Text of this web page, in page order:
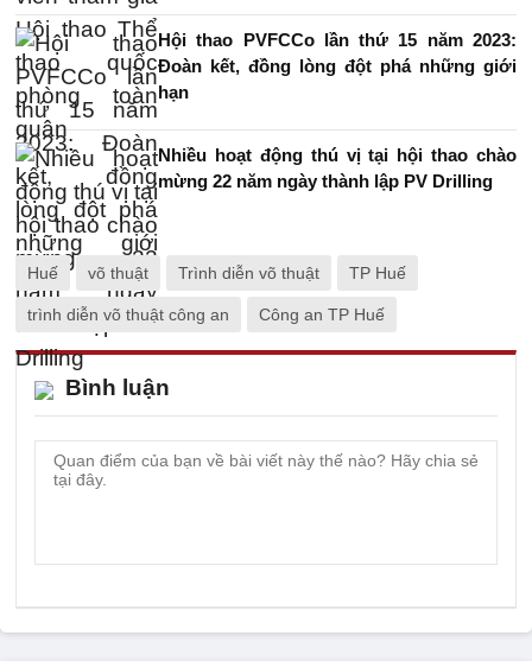
Hội thao PVFCCo lần thứ 15 năm 2023:
Đoàn kết, đồng lòng đột phá những giới
hạn
Nhiều hoạt động thú vị tại hội thao chào
mừng 22 năm ngày thành lập PV Drilling
Huế võ thuật Trình diễn võ thuật TP Huế
trình diễn võ thuật công an Công an TP Huế
Bình luận